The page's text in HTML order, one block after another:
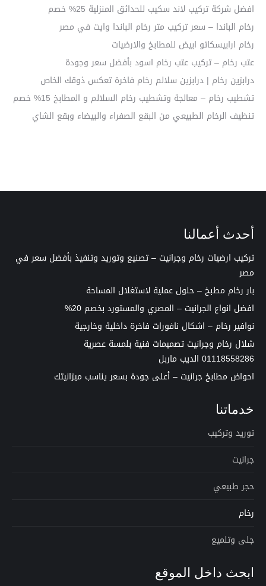
افضل شركة تركيب لاند سكيب للحدائق المنزلية 25% خصم
رخام الباندا – سعر تركيب متر رخام الباندا وايت في مصر
رخام ارابيسكاتو ابيض للمطابخ والارضيات
عتب رخام – تركيب عتب رخام اسود بأفضل سعر وجودة
درابزين رخام | درابزين سلالم رخام فاخرة تعكس ذوقك الخاص
تشطيب رخام – معالجة وتشطيب رخام السلالم و المطابخ 15% خصم
تنظيف الرخام الطبيعي من البقع الصفراء والبيضاء وبقع الشاي
أحدث أعمالنا
تركيب ارضيات رخام وجرانيت – تصنيع وتوريد وتنفيذ بأفضل سعر في
مصر
بار رخام مطبخ – حلول عملية لاستغلال المساحة
افضل انواع الجرانيت – المصري والمستورد بخصم 20%
نوافير رخام – اشكال نافورات فاخرة داخلية وخارجية
شلال رخام وجرانيت تصميمات فنية بلمسة عصرية
01118558286 الديب ماربل
احواض مطابخ جرانيت – أعلى جودة بسعر يناسب ميزانيتك
خدماتنا
توريد وتركيب
جرانيت
حجر طبيعي
رخام
جلى وتلميع
ابحث داخل الموقع